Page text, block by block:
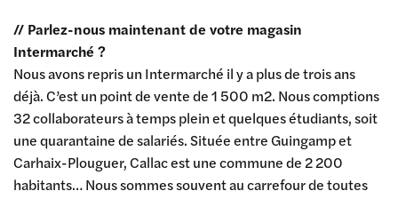
// Parlez-nous maintenant de votre magasin
Intermarché ?
Nous avons repris un Intermarché il y a plus de trois ans
déjà. C’est un point de vente de 1 500 m2. Nous comptions
32 collaborateurs à temps plein et quelques étudiants, soit
une quarantaine de salariés. Située entre Guingamp et
Carhaix-Plouguer, Callac est une commune de 2 200
habitants… Nous sommes souvent au carrefour de toutes